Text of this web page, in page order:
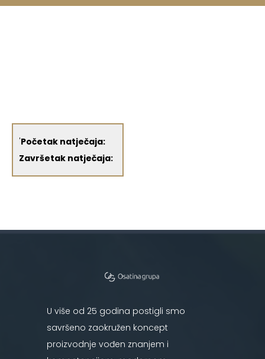
'Početak natječaja:
Završetak natječaja:
U više od 25 godina postigli smo
savršeno zaokružen koncept
proizvodnje vođen znanjem i